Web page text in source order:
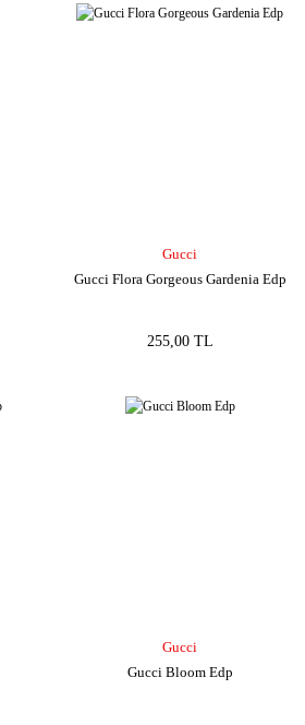
Gucci
Gucci Flora Gorgeous Gardenia Edp
255,00 TL
Gucci
Gucci Bloom Edp